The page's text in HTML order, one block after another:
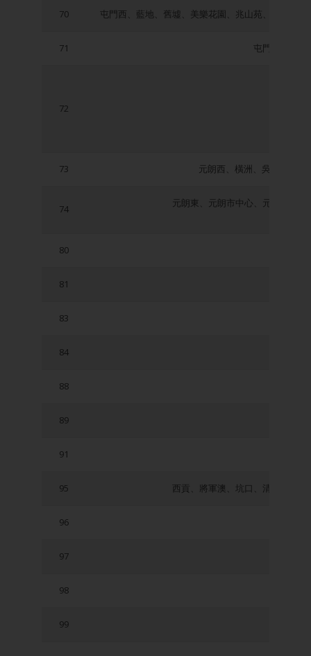
70 屯門西、藍地、舊墟、美樂花園、兆山苑、蝴蝶邨
71 屯門東、虎
72
73 元朗西、橫洲、吳屋村、
74 元朗東、元朗市中心、元朗舊墟
80
81
83
84
88
89
91
95 西貢、將軍澳、坑口、清水灣、
96
97
98
99